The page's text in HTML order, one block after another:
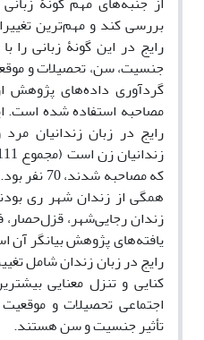
بررسی کند و مهم‌ترین
رایج در این گونۀ زبانی را
جنسیت، سن، تحصیلات و
گردآوری داده‌های
زندان رجایی‌شهر، قزل‌حصار،
یافته‌های پژوهش بیانگر آن
رایج در زبان زندان شامل
کنایی و تنزل معنایی
اجتماعی تحصیلات و
تأثیر جنسیت و سن هستند.